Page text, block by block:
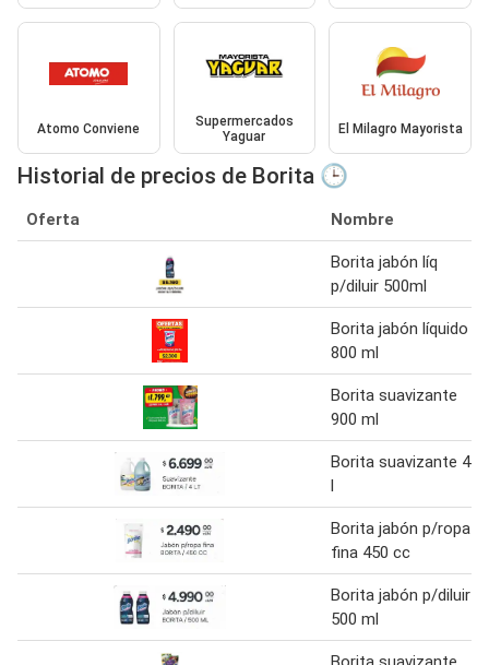
Atomo Conviene
Supermercados
Yaguar
El Milagro Mayorista
Historial de precios de Borita 🕒
Oferta Nombre
Borita jabón líq
p/diluir 500ml
Borita jabón líquido
800 ml
Borita suavizante
900 ml
Borita suavizante 4
l
Borita jabón p/ropa
fina 450 cc
Borita jabón p/diluir
500 ml